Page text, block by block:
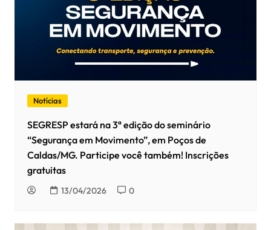
Notícias
SEGRESP estará na 3ª edição do seminário
“Segurança em Movimento”, em Poços de
Caldas/MG. Participe você também! Inscrições
gratuitas
13/04/2026 0